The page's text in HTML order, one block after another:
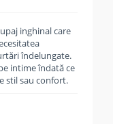
inghinal care
îndelungate.
intime îndată ce
stil sau confort.